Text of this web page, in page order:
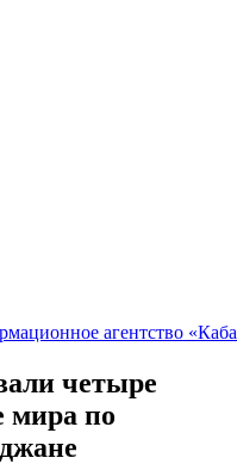
четыре
мира по